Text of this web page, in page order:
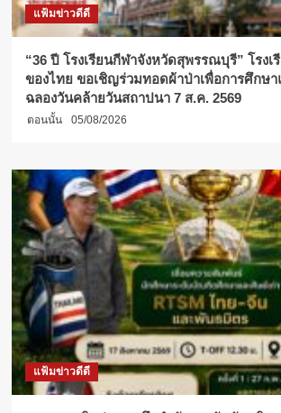
แฟ้มข่าวดีดี
“36 ปี โรงเรียนกีฬาจังหวัดสุพรรณบุรี” โรง
ของไทย ขอเชิญร่วมทอดผ้าป่าเพื่อการศึกษ
ฉลองวันคล้ายวันสถาปนา 7 ส.ค. 2569
ตอนนั้น 05/08/2026
แฟ้มข่าวดีดี